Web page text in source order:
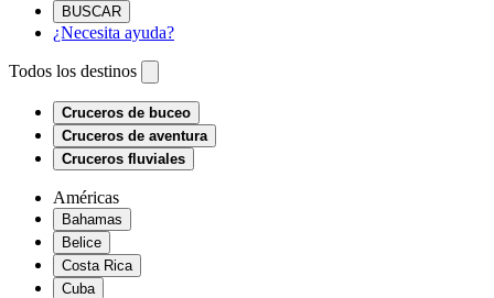
BUSCAR
¿Necesita ayuda?
Todos los destinos
Cruceros de buceo
Cruceros de aventura
Cruceros fluviales
Américas
Bahamas
Belice
Costa Rica
Cuba